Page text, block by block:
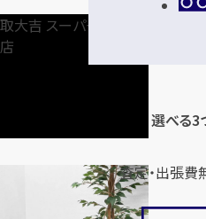
選べる3
査定・出張